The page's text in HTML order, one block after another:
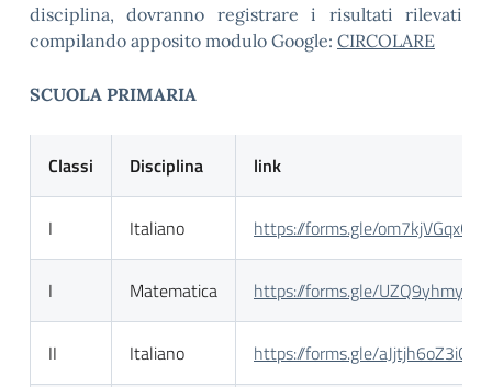
disciplina, dovranno registrare i risultati rilevati
compilando apposito modulo Google: CIRCOLARE
SCUOLA PRIMARIA
Classi Disciplina link
I Italiano https://forms.gle/
I Matematica https://forms.gle/
II Italiano https://forms.gle/